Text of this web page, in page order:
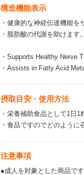
構造機能表示
・健康的な神経伝達機能を
・脂肪酸の代謝を助けます。
・Supports Healthy Nerve
・Assists in Fatty Acid
摂取目安・使用方法
・栄養補助食品として1日1
・食品ですのでどのように
注意事項
●成人を対象とした商品です